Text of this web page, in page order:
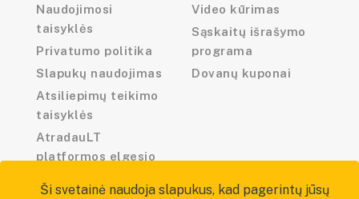
Naudojimosi
taisyklės
Privatumo politika
Slapukų naudojimas
Atsiliepimų teikimo
taisyklės
AtradauLT
platformos elgesio
Video kūrimas
Sąskaitų išrašymo
programa
Dovanų kuponai
Ši svetainė naudoja slapukus, kad pagerintų jūsų